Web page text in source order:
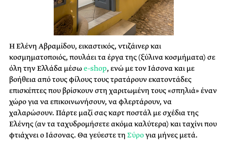
Η Ελένη Αβραμίδου, εικαστικός, ντιζάινερ και
κοσμηματοποιός, πουλάει τα έργα της (ξύλινα κοσμήματα) σε
όλη την Ελλάδα μέσωe-shop, ενώ με τον Ιάσονα και με
βοήθεια από τους φίλους τους τρατάρουν εκατοντάδες
επισκέπτες που βρίσκουν στη χαριτωμένη τους «σπηλιά» έναν
χώρο για να επικοινωνήσουν, να φλερτάρουν, να
χαλαρώσουν. Πάρτε μαζί σας καρτ ποστάλ με σχέδια της
Ελένης (αν τα ταχυδρομήσετε ακόμα καλύτερα) και ταχίνι που
φτιάχνει ο Ιάσονας. Θα γεύεστε τη Σύρογια μήνες μετά.